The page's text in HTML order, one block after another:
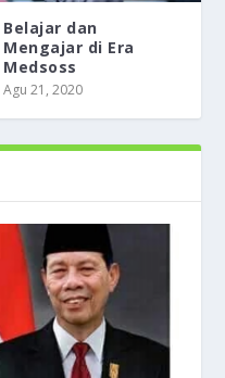
ERA MEDSOSS
HANYA
Belajar dan
Mengajar di Era
Medsoss
Agu 21, 2020